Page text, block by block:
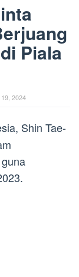
Piala
2024
Shin Tae-